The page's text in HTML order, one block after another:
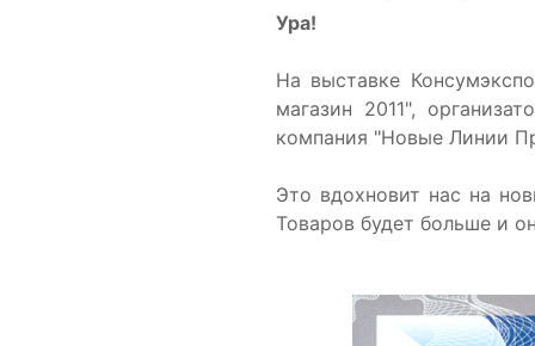
Ура!
На выставке
магазин 2011",
компания "Новые Линии
Это вдохновит нас на
Товаров будет больше и